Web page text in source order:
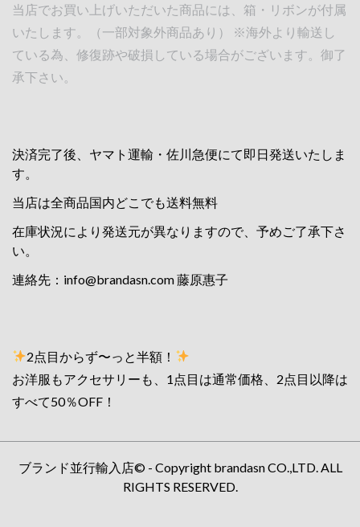
当店でお買い上げいただいた商品には、箱・リボンが付属
いたします。（一部対象外商品あり） ※海外より輸送し
ている為、修復跡や破損している場合がございます。御了
承下さい。
決済完了後、ヤマト運輸・佐川急便にて即日発送いたしま
す。
当店は全商品国内どこでも送料無料
在庫状況により発送元が異なりますので、予めご了承下さ
い。
連絡先： info@brandasn.com藤原惠子
2点目からず〜っと半額！
お洋服もアクセサリーも、1点目は通常価格、2点目以降は
すべて50％OFF！
ブランド並行輸入店© - Copyright brandasn CO.,LTD. ALL
RIGHTS RESERVED.